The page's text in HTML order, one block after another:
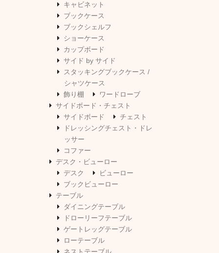
キャビネット
ブックケース
ブックシェルフ
ショーケース
カップボード
サイド by サイド
スタッキングブックケース /
シャツケース
飾り棚
ワードローブ
サイドボード・チェスト
サイドボード
チェスト
ドレッシングチェスト・ドレ
ッサー
コファー
デスク・ビューロー
デスク
ビューロー
ブックビューロー
テーブル
ダイニングテーブル
ドローリーフテーブル
ゲートレッグテーブル
ローテーブル